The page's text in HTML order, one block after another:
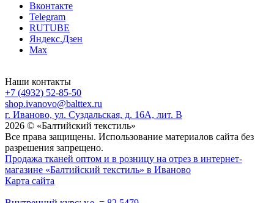
Вконтакте
Telegram
RUTUBE
Яндекс.Дзен
Max
Наши контакты
+7 (4932) 52-85-50
shop.ivanovo@balttex.ru
г. Иваново, ул. Суздальская, д. 16А, лит. В
2026 © «Балтийский текстиль»
Все права защищены. Использование материалов сайта без
разрешения запрещено.
Продажа тканей оптом и в розницу на отрез в интернет-
магазине «Балтийский текстиль» в Иваново
Карта сайта